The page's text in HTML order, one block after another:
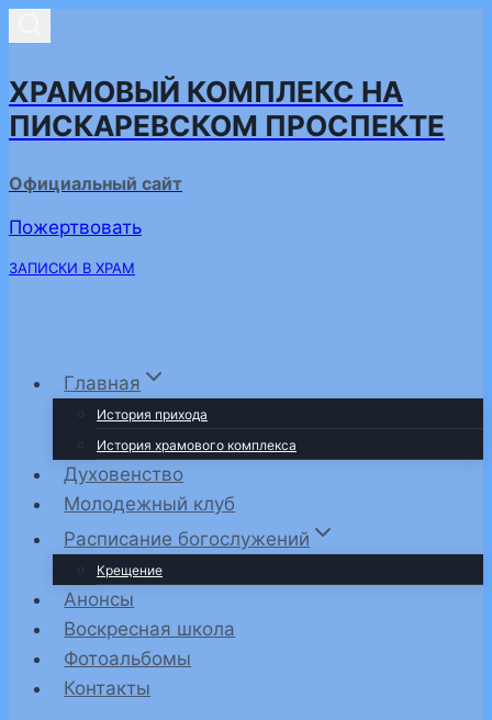
содержимому
ХРАМОВЫЙ КОМПЛЕКС НА
ПИСКАРЕВСКОМ ПРОСПЕКТЕ
Официальный сайт
Пожертвовать
ЗАПИСКИ В ХРАМ
Главная
История прихода
История храмового комплекса
Духовенство
Молодежный клуб
Расписание богослужений
Крещение
Анонсы
Воскресная школа
Фотоальбомы
Контакты